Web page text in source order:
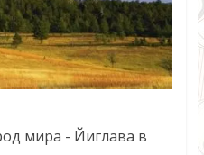
мира - Йиглава в